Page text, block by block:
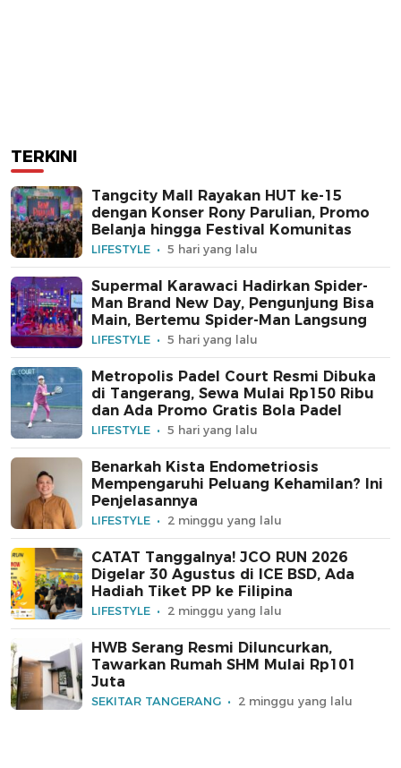
TERKINI
Tangcity Mall Rayakan HUT ke-15
dengan Konser Rony Parulian, Promo
Belanja hingga Festival Komunitas
LIFESTYLE 5 hari yang lalu
Supermal Karawaci Hadirkan Spider-
Man Brand New Day, Pengunjung Bisa
Main, Bertemu Spider-Man Langsung
LIFESTYLE 5 hari yang lalu
Metropolis Padel Court Resmi Dibuka
di Tangerang, Sewa Mulai Rp150 Ribu
dan Ada Promo Gratis Bola Padel
LIFESTYLE 5 hari yang lalu
Benarkah Kista Endometriosis
Mempengaruhi Peluang Kehamilan? Ini
Penjelasannya
LIFESTYLE 2 minggu yang lalu
CATAT Tanggalnya! JCO RUN 2026
Digelar 30 Agustus di ICE BSD, Ada
Hadiah Tiket PP ke Filipina
LIFESTYLE 2 minggu yang lalu
HWB Serang Resmi Diluncurkan,
Tawarkan Rumah SHM Mulai Rp101
Juta
SEKITAR TANGERANG 2 minggu yang lalu